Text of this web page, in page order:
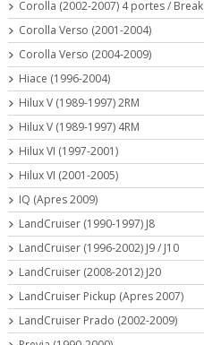
Corolla (2002-2007) 4 portes / Break
Corolla Verso (2001-2004)
Corolla Verso (2004-2009)
Hiace (1996-2004)
Hilux V (1989-1997) 2RM
Hilux V (1989-1997) 4RM
Hilux VI (1997-2001)
Hilux VI (2001-2005)
IQ (Apres 2009)
LandCruiser (1990-1997) J8
LandCruiser (1996-2002) J9 / J10
LandCruiser (2008-2012) J20
LandCruiser Pickup (Apres 2007)
LandCruiser Prado (2002-2009)